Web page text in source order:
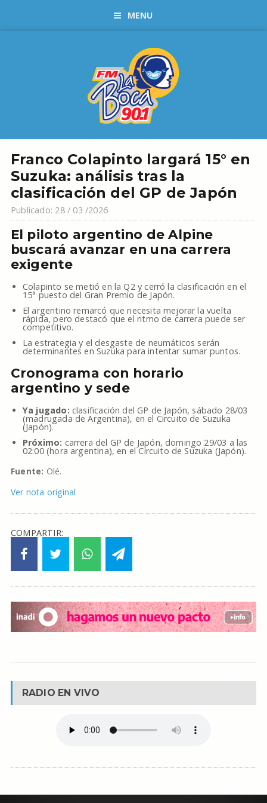
MENU
Franco Colapinto largará 15° en
Suzuka: análisis tras la
clasificación del GP de Japón
Publicado: 28 / 03 /2026
El piloto argentino de Alpine
buscará avanzar en una carrera
exigente
Colapinto se metió en la Q2 y cerró la clasificación en el
15° puesto del Gran Premio de Japón.
El argentino remarcó que necesita mejorar la vuelta
rápida, pero destacó que el ritmo de carrera puede ser
competitivo.
La estrategia y el desgaste de neumáticos serán
determinantes en Suzuka para intentar sumar puntos.
Cronograma con horario
argentino y sede
Ya jugado: clasificación del GP de Japón, sábado 28/03
(madrugada de Argentina), en el Circuito de Suzuka
(Japón).
Próximo: carrera del GP de Japón, domingo 29/03 a las
02:00 (hora argentina), en el Circuito de Suzuka (Japón).
Fuente: Olé.
Ver nota original
COMPARTIR:
RADIO EN VIVO